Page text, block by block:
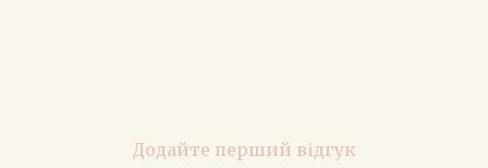
Додайте перший відгук